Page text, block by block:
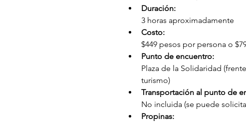
Duración:
3 horas aproximadamente
Costo:
$449 pesos por persona o
Punto de encuentro:
Plaza de la Solidaridad
turismo)
Transportación al punto de
No incluida (se puede
Propinas: